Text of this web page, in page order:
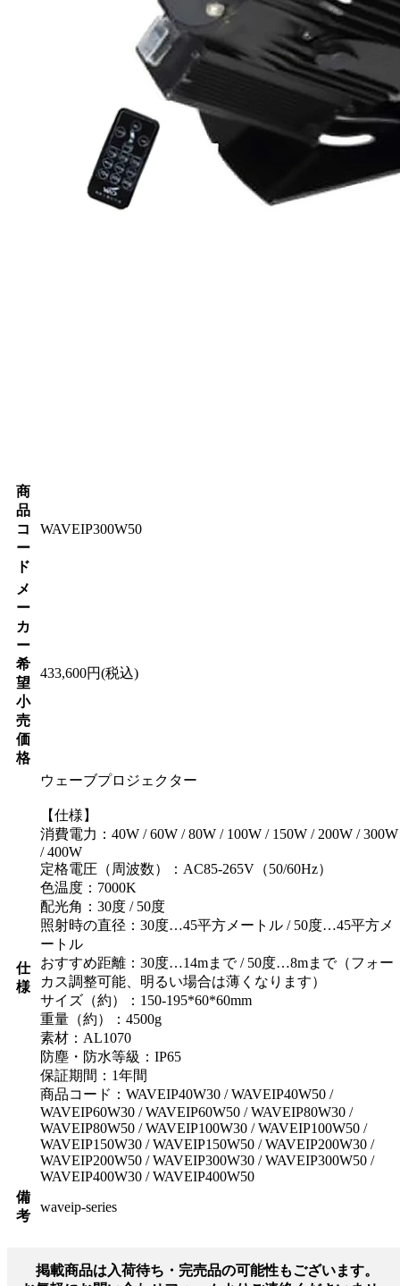
商
品
コ
ー
ド
WAVEIP300W50
メ
ー
カ
ー
希
望
小
売
価
格
433,600円(税込)
仕
様
ウェーブプロジェクター
【仕様】
消費電力：40W / 60W / 80W / 100W / 150W / 200W / 300W
/ 400W
定格電圧（周波数）：AC85-265V（50/60Hz）
色温度：7000K
配光角：30度 / 50度
照射時の直径：30度…45平方メートル / 50度…45平方メ
ートル
おすすめ距離：30度…14mまで / 50度…8mまで（フォー
カス調整可能、明るい場合は薄くなります）
サイズ（約）：150-195*60*60mm
重量（約）：4500g
素材：AL1070
防塵・防水等級：IP65
保証期間：1年間
商品コード：WAVEIP40W30 / WAVEIP40W50 /
WAVEIP60W30 / WAVEIP60W50 / WAVEIP80W30 /
WAVEIP80W50 / WAVEIP100W30 / WAVEIP100W50 /
WAVEIP150W30 / WAVEIP150W50 / WAVEIP200W30 /
WAVEIP200W50 / WAVEIP300W30 / WAVEIP300W50 /
WAVEIP400W30 / WAVEIP400W50
備
考
waveip-series
掲載商品は入荷待ち・完売品の可能性もございます。